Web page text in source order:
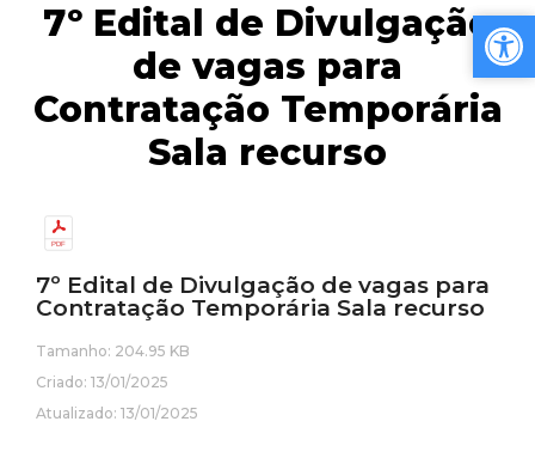
7º Edital de Divulgação
de vagas para
Contratação Temporária
Sala recurso
7º Edital de Divulgação de vagas para
Contratação Temporária Sala recurso
Tamanho: 204.95 KB
Criado: 13/01/2025
Atualizado: 13/01/2025